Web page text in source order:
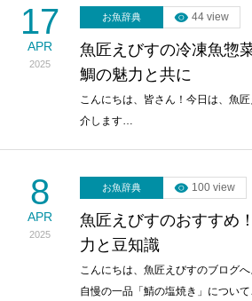
17
APR
2025
お魚辞典 44 view
魚匠えびすの冷凍魚惣
鯛の魅力と共に
こんにちは、皆さん！今日は、魚
介します…
8
APR
2025
お魚辞典 100 view
魚匠えびすのおすすめ
力と豆知識
こんにちは、魚匠えびすのブログ
自慢の一品「鯖の塩焼き」につい
おすすめ商品
Instagram